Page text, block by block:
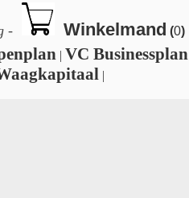
- Winkelmand (0)
| VC Businessplan
|